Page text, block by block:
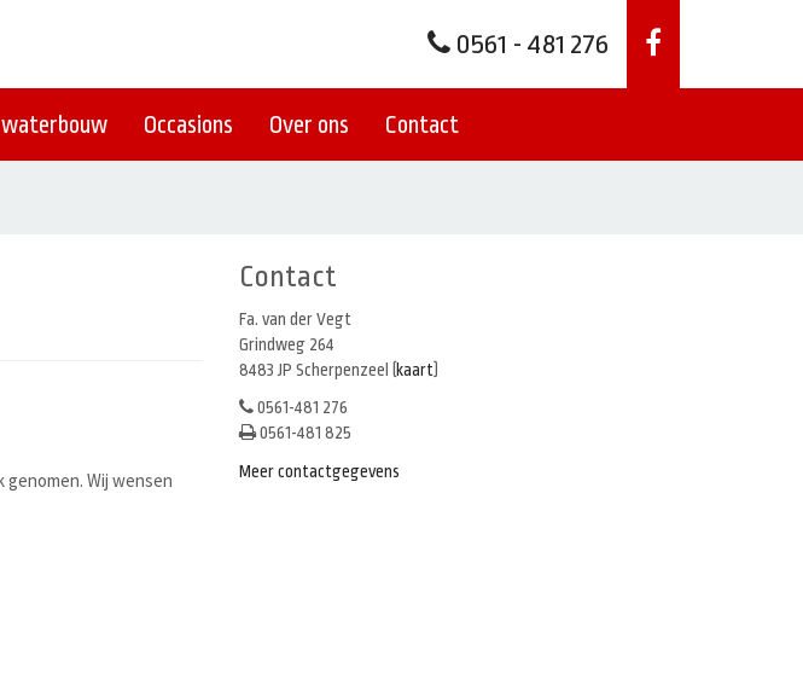
0561 - 481 276
Occasions Over ons Contact
genomen. Wij wensen
Contact
Fa. van der Vegt
Grindweg 264
8483 JP Scherpenzeel (
kaart
0561-481 276
0561-481 825
Meer contactgegevens